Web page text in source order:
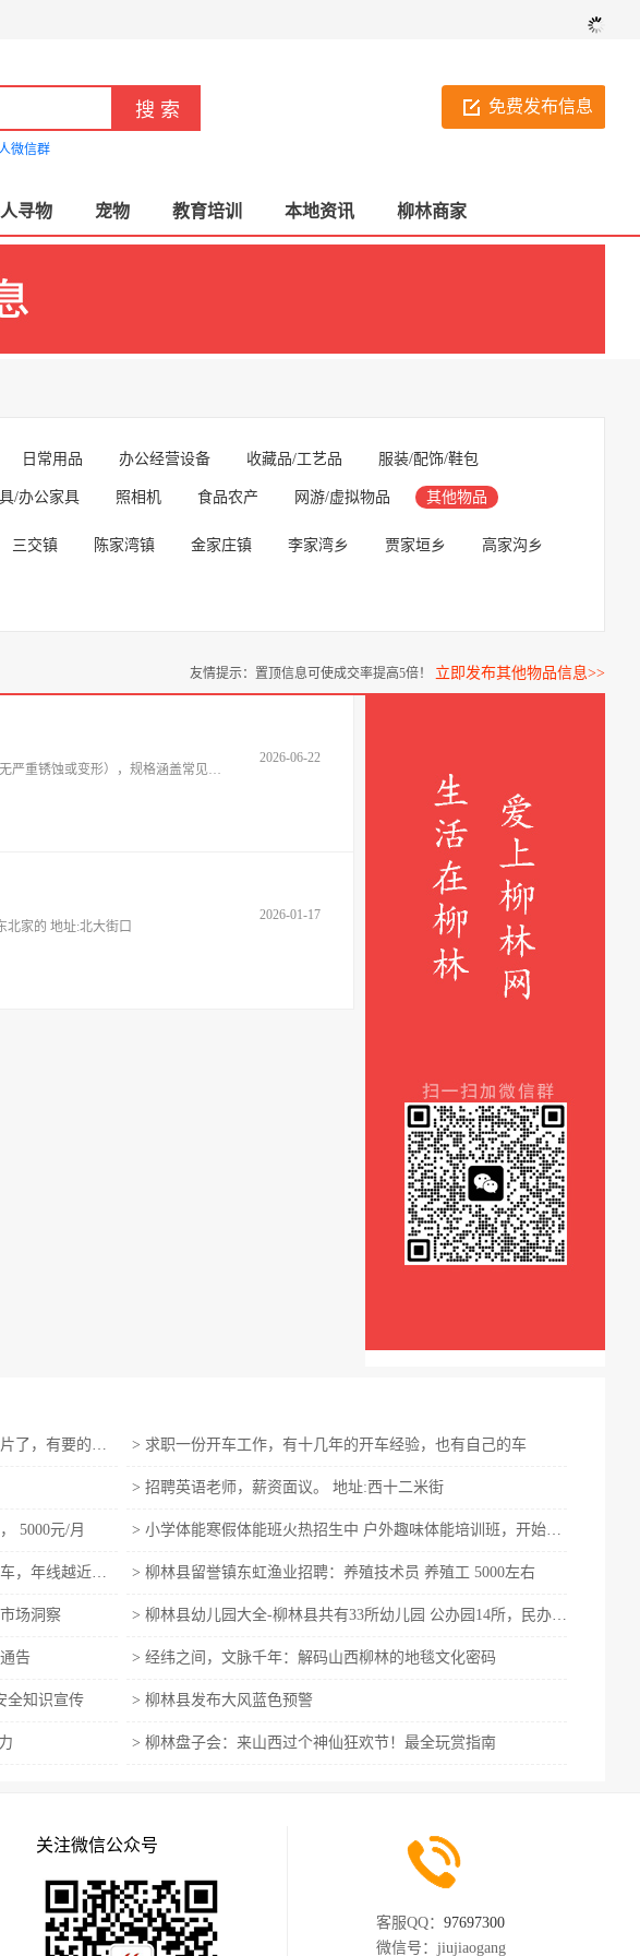
免费发布信息
微信群
寻物 宠物 教育培训 本地资讯 柳林商家
日常用品 办公经营设备 收藏品/工艺品 服装/配饰/鞋包
/办公家具 照相机 食品农产 网游/虚拟物品 其他物品
三交镇 陈家湾镇 金家庄镇 李家湾乡 贾家垣乡 高家沟乡
友情提示：置顶信息可使成交率提高5倍！ 立即发布其他物品信息>>
2026-06-22
因家庭装修升级为地暖系统，原有铸铁及钢制暖气片已全部拆除，数量较多、成色较新（多为近十年内使用，无严重锈蚀或变形），规格涵盖常见600mm、1800mm等尺寸，适合作为二手置
2026-01-17
北家的 地址:北大街口
，有要的联系 > 求职一份开车工作，有十几年的开车经验，也有自己的车
> 招聘英语老师，薪资面议。 地址:西十二米街
5000元/月 > 小学体能寒假体能班火热招生中 户外趣味体能培训班，开始免费抢
年线越近越好 > 柳林县留誉镇东虹渔业招聘：养殖技术员 养殖工 5000左右
场洞察 > 柳林县幼儿园大全-柳林县共有33所幼儿园 公办园14所，民办园19所
告 > 经纬之间，文脉千年：解码山西柳林的地毯文化密码
全知识宣传 > 柳林县发布大风蓝色预警
> 柳林盘子会：来山西过个神仙狂欢节！最全玩赏指南
关注微信公众号
客服QQ： 97697300
微信号： jiujiaogang